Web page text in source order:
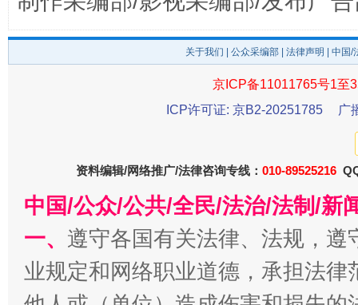
关于我们 公众采编部 法律声明 | 中国
京ICP备11011765号1至
ICP许可证: 京B2-20251785
广
资料编辑/网络推广/法律咨询专线： 010-89525216
中国/公众/公共/全民/法治/法制/新
一、 遵守各国有关法律、法规，
业规定和网络职业道德，承担法